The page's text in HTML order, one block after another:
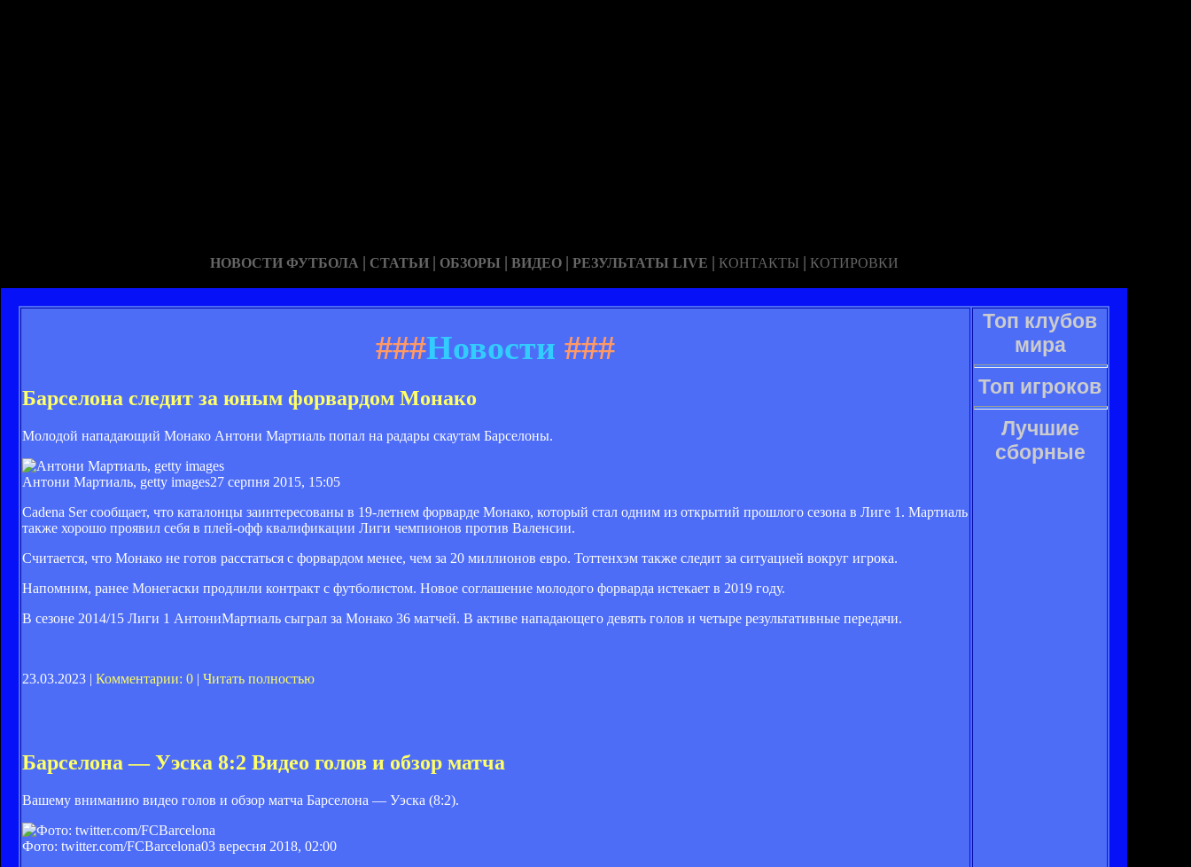
НОВОСТИ ФУТБОЛА | СТАТЬИ | ОБЗОРЫ | ВИДЕО | РЕЗУЛЬТАТЫ LIVE | КОНТАКТЫ | КОТИРОВКИ
###Новости ###
Барселона следит за юным форвардом Монако
Молодой нападающий Монако Антони Мартиаль попал на радары скаутам Барселоны.
Антони Мартиаль, getty images27 серпня 2015, 15:05
Cadena Ser сообщает, что каталонцы заинтересованы в 19-летнем форварде Монако, который стал одним из открытий прошлого сезона в Лиге 1. Мартиаль
также хорошо проявил себя в плей-офф квалификации Лиги чемпионов против Валенсии.
Считается, что Монако не готов расстаться с форвардом менее, чем за 20 миллионов евро. Тоттенхэм также следит за ситуацией вокруг игрока.
Напомним, ранее Монегаски продлили контракт с футболистом. Новое соглашение молодого форварда истекает в 2019 году.
В сезоне 2014/15 Лиги 1 АнтониМартиаль сыграл за Монако 36 матчей. В активе нападающего девять голов и четыре результативные передачи.
23.03.2023 | Комментарии: 0 | Читать полностью
Барселона — Уэска 8:2 Видео голов и обзор матча
Вашему вниманию видео голов и обзор матча Барселона — Уэска (8:2).
Фото: twitter.com/FCBarcelona03 вересня 2018, 02:00
Топ клубов
мира
Топ игроков
Лучшие
сборные